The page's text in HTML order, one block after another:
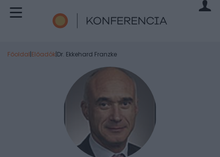
Főoldal|Előadók|Dr. Ekkehard Franzke